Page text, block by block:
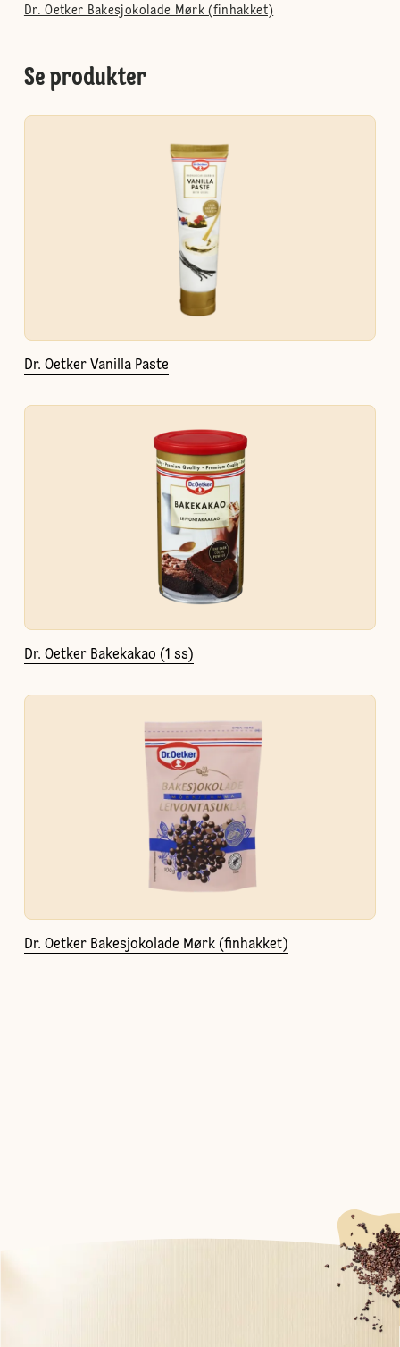
Dr. Oetker Bakesjokolade Mørk (finhakket)
Se produkter
Dr. Oetker Vanilla Paste
Dr. Oetker Bakekakao (1 ss)
Dr. Oetker Bakesjokolade Mørk (finhakket)